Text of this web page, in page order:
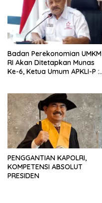
Badan Perekonomian UMKM
RI Akan Ditetapkan Munas
Ke-6, Ketua Umum APKLI-P :
PENGGANTIAN KAPOLRI,
KOMPETENSI ABSOLUT
PRESIDEN